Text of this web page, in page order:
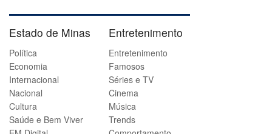
Estado de Minas
Política
Economia
Internacional
Nacional
Cultura
Saúde e Bem Viver
Entretenimento
Entretenimento
Famosos
Séries e TV
Cinema
Música
Trends